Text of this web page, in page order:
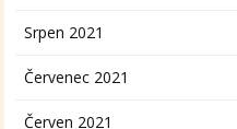
Srpen 2021
Červenec 2021
Červen 2021